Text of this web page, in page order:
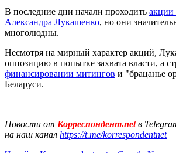
В последние дни начали проходить акции
Александра Лукашенко, но они
многолюдны.
Несмотря на мирный характер акций,
оппозицию в попытке захвата власти, а
финансировании митингов и "брацанье
Беларуси.
Новости от Корреспондент.netв
на наш канал https://t.me/korrespondentnet